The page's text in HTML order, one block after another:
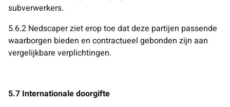
subverwerkers.
5.6.2 Nedscaperziet erop toe dat deze partijen passende
waarborgen bieden en contractueel gebonden zijn aan
vergelijkbare verplichtingen.
5.7 Internationale doorgifte